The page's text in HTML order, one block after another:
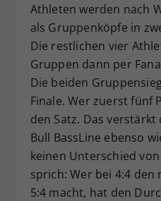
Athleten werden nach
als Gruppenköpfe in
Die restlichen vier
Gruppen dann per
Die beiden
Finale. Wer zuerst fünf
den Satz. Das verstärkt
Bull BassLine ebenso
keinen Unterschied
sprich: Wer bei 4:4
5:4 macht, hat den